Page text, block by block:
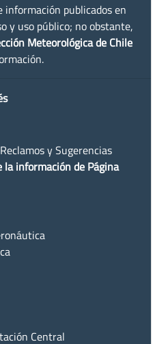
información publicados en
y uso público; no obstante,
Meteorológica de Chile
y Sugerencias
la información de Página
Central